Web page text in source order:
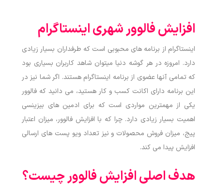
افزایش فالوور شهری اینستاگرام
اینستاگرام از برنامه ‌های محبوبی است که طرفداران بسیار زیادی
دارد. امروزه در هر گوشه دنیا میتوان شاهد کاربران بسیاری بود
که تمامی آنها عضوی از برنامه اینستاگرام هستند. اگر شما نیز در
این برنامه دارای اکانت کسب و کار هستید، می دانید که فالوور
یکی از مهمترین مواردی است که برای ادمین های بیزینسی
اهمیت بسیار زیادی دارد. چرا که با افزایش فالوور، میزان اعتبار
پیج، میزان فروش محصولات و نیز تعداد ویو پست های ارسالی
افزایش پیدا می کند.
هدف اصلی افزایش فالوور چیست؟